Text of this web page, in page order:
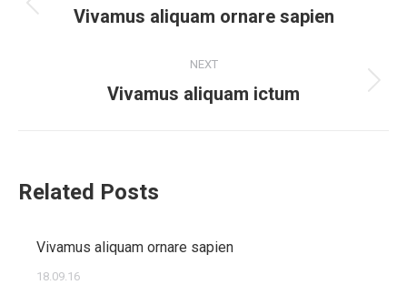
navigation
Previous
Vivamus aliquam ornare sapien
NEXT
Next
Vivamus aliquam ictum
Related Posts
Vivamus aliquam ornare sapien
18.09.16